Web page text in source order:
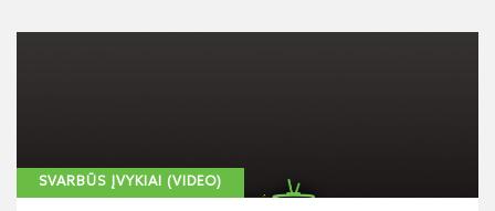
SVARBŪS ĮVYKIAI (VIDEO)